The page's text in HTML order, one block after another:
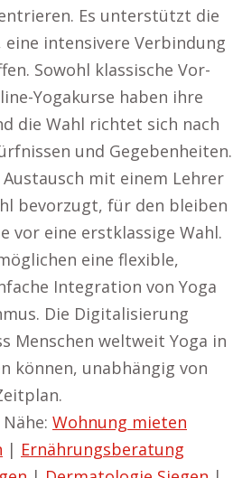
Es unterstützt die
intensivere Verbindung
Sowohl klassische Vor-
Yogakurse haben ihre
die Wahl richtet sich nach
und Gegebenheiten.
mit einem Lehrer
bevorzugt, für den bleiben
vor eine erstklassige Wahl.
eine flexible,
Integration von Yoga
Die Digitalisierung
Menschen weltweit Yoga in
können, unabhängig von
Wohnung mieten
| Ernährungsberatung